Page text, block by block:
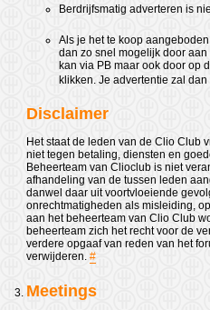
Berdrijfsmatig adverteren is
Als je het te koop
dan zo snel mogelijk door
kan via PB maar ook door op
klikken. Je advertentie zal
Disclaimer
Het staat de leden van de Clio Club
niet tegen betaling, diensten en
Beheerteam van Clioclub is niet
afhandeling van de tussen leden
danwel daar uit voortvloeiende
onrechtmatigheden als misleiding,
aan het beheerteam van Clio Club
beheerteam zich het recht voor de
verdere opgaaf van reden van het
verwijderen. #
Meetings